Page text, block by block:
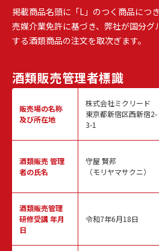
掲載商品名頭に「L」のつく商品につ
売媒介業免許に基づき、弊社が国分グ
する酒類商品の注文を取次ぎます。
酒類販売管理者標識
販売場の名称
及び所在地
酒類販売管理
者の氏名
酒類販売管理
研修受講 年月
日
株式会社ミクリード
東京都新宿区西新宿2-
3-1
守屋 賢邦
（モリヤマサクニ）
令和7年6月18日